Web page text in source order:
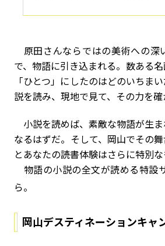
原田さんならではの美術への深
で、物語に引き込まれる。数ある
「ひとつ」にしたのはどのいちま
説を読み、現地で見て、その力を確
小説を読めば、素敵な物語が生
なるはずだ。そして、岡山でその
とあなたの読書体験はさらに特別な
物語の小説の全文が読める特設
ら。
岡山デスティネーションキャ